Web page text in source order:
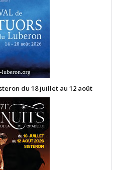
du 18 juillet au 12 août